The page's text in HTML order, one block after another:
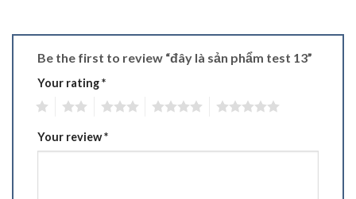
Be the first to review “đây là sản phẩm test 13”
Your rating*
Your review*